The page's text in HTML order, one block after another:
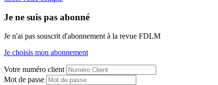
Je ne suis pas abonné
Je n'ai pas souscrit d'abonnement à la revue FDLM
Je choisis mon abonnement
Votre numéro client
Mot de passe